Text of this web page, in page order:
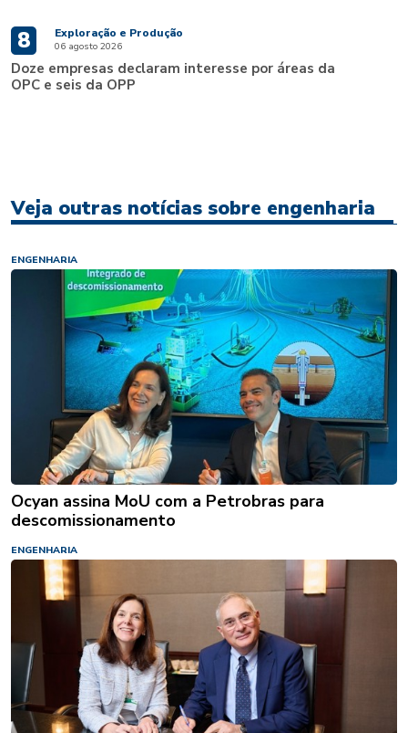
8 Exploração e Produção
06 agosto 2026
Doze empresas declaram interesse por áreas da
OPC e seis da OPP
Veja outras notícias sobre engenharia
ENGENHARIA
Ocyan assina MoU com a Petrobras para
descomissionamento
ENGENHARIA